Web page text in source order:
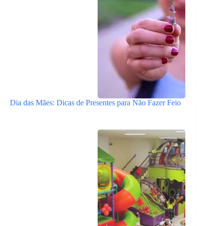
Dia das Mães: Dicas de Presentes para Não Fazer Feio